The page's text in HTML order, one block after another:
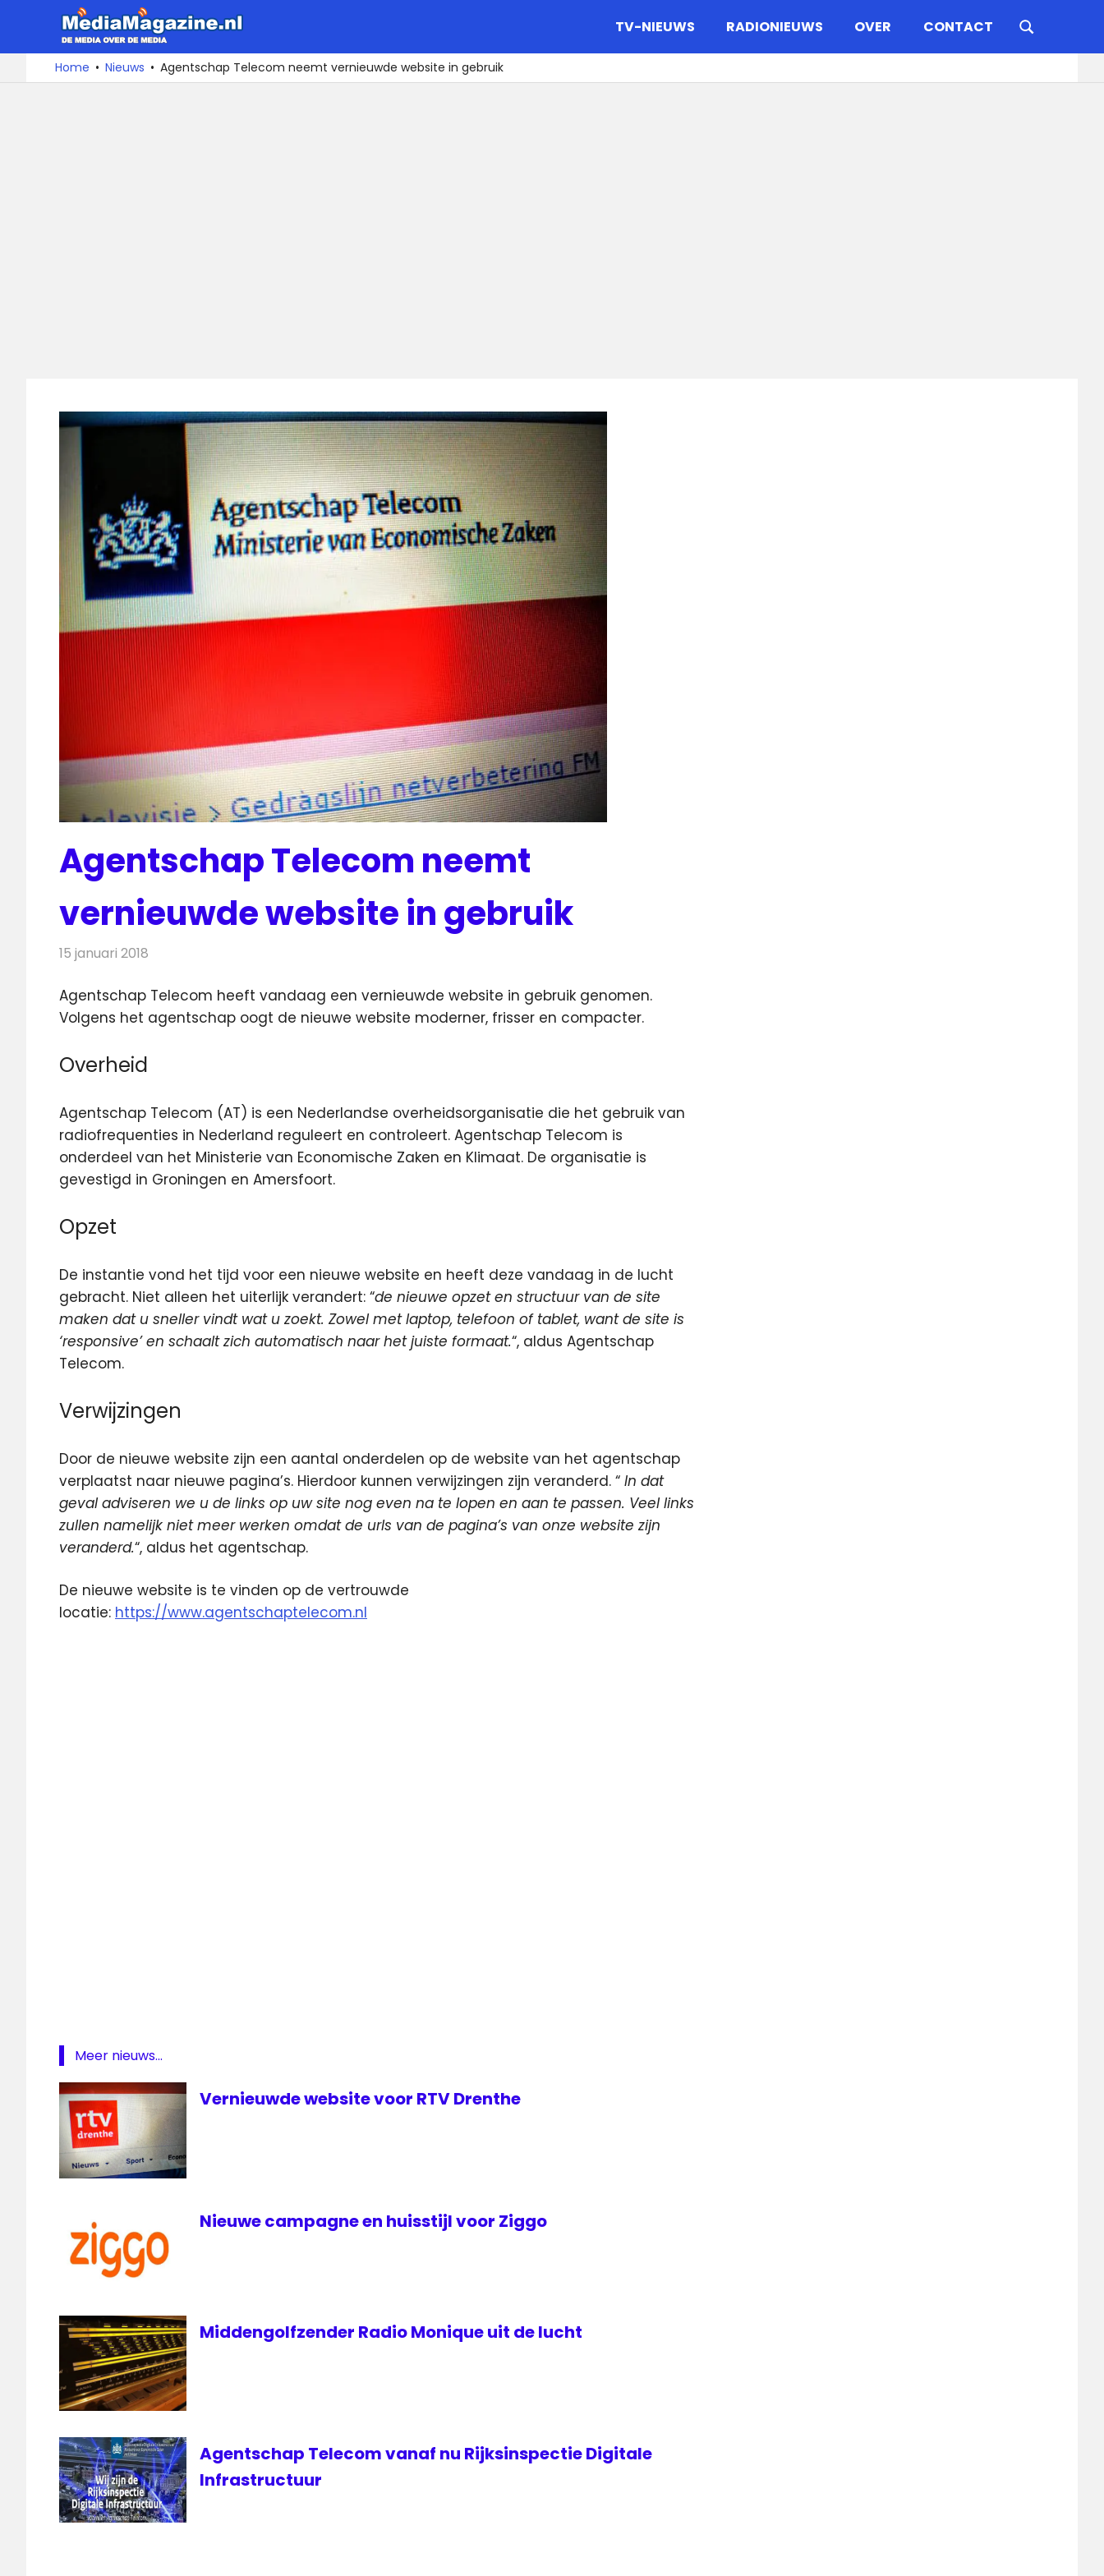
naar
De
media
over
TV-NIEUWS RADIONIEUWS OVER CONTACT
Home Nieuws Agentschap Telecom neemt vernieuwde website in gebruik
Agentschap Telecom neemt
vernieuwde website in gebruik
15 januari 2018
Agentschap Telecom heeft vandaag een vernieuwde website in gebruik genomen.
Volgens het agentschap oogt de nieuwe website moderner, frisser en compacter.
Overheid
Agentschap Telecom (AT) is een Nederlandse overheidsorganisatie die het gebruik van
radiofrequenties in Nederland reguleert en controleert. Agentschap Telecom is
onderdeel van het Ministerie van Economische Zaken en Klimaat. De organisatie is
gevestigd in Groningen en Amersfoort.
Opzet
De instantie vond het tijd voor een nieuwe website en heeft deze vandaag in de lucht
gebracht. Niet alleen het uiterlijk verandert: “de nieuwe opzet en structuur van de site
maken dat u sneller vindt wat u zoekt. Zowel met laptop, telefoon of tablet, want de site is
‘responsive’ en schaalt zich automatisch naar het juiste formaat.“, aldus Agentschap
Telecom.
Verwijzingen
Door de nieuwe website zijn een aantal onderdelen op de website van het agentschap
verplaatst naar nieuwe pagina’s. Hierdoor kunnen verwijzingen zijn veranderd. “ In dat
geval adviseren we u de links op uw site nog even na te lopen en aan te passen. Veel links
zullen namelijk niet meer werken omdat de urls van de pagina’s van onze website zijn
veranderd.“, aldus het agentschap.
De nieuwe website is te vinden op de vertrouwde
locatie: https://www.agentschaptelecom.nl
Meer nieuws...
Vernieuwde website voor RTV Drenthe
Nieuwe campagne en huisstijl voor Ziggo
Middengolfzender Radio Monique uit de lucht
Agentschap Telecom vanaf nu Rijksinspectie Digitale
Infrastructuur